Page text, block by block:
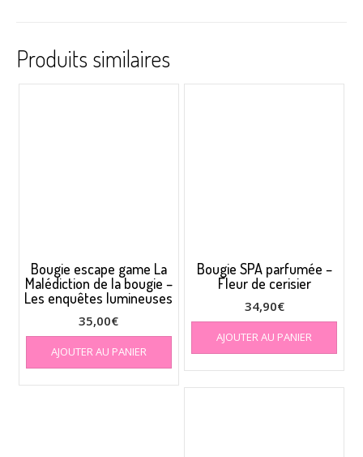
Produits similaires
Bougie escape game La
Malédiction de la bougie –
Les enquêtes lumineuses
35,00€
AJOUTER AU PANIER
Bougie SPA parfumée –
Fleur de cerisier
34,90€
AJOUTER AU PANIER